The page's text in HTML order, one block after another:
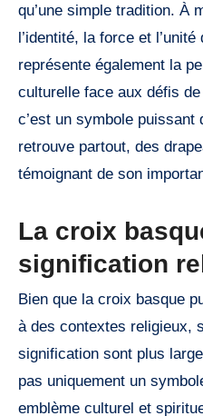
qu’une simple tradition. À
l’identité, la force et
représente également la
culturelle face aux défis
c’est un symbole puissant
retrouve partout, des
témoignant de son
La croix
signification
Bien que la croix basque puisse parfois être associée
à des contextes religieux,
signification sont plus
pas uniquement un
emblème culturel et